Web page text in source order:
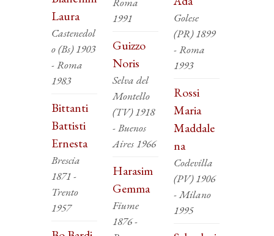
Laura
Castenedol
o (Bs) 1903
- Roma
1983
Bittanti
Battisti
Ernesta
Brescia
1871 -
Trento
1957
1991
Guizzo
Noris
Selva del
Montello
(TV) 1918
- Buenos
Aires 1966
Harasim
Gemma
Fiume
1876 -
Golese
(PR) 1899
- Roma
1993
Rossi
Maria
Maddale
na
Codevilla
(PV) 1906
- Milano
1995